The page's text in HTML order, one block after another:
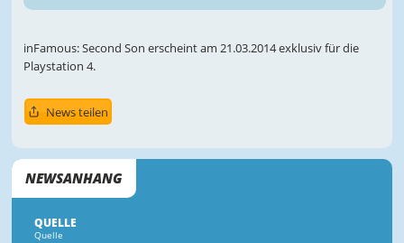
inFamous: Second Son erscheint am 21.03.2014 exklusiv für die
Playstation 4.
News teilen
NEWSANHANG
QUELLE
Quelle